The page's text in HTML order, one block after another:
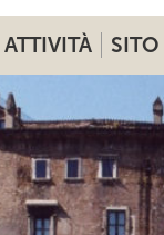
ATTIVITÀ